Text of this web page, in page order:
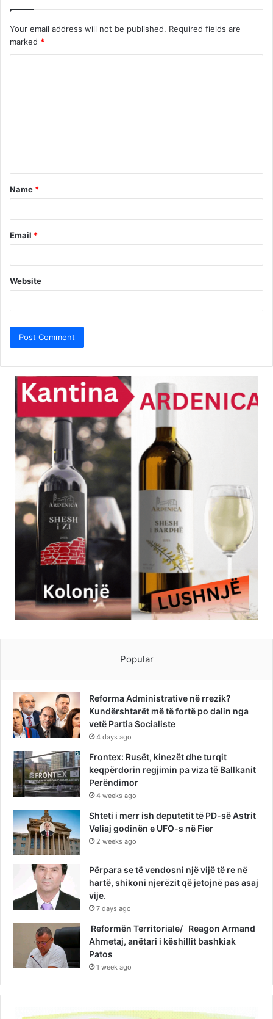
Your email address will not be published. Required fields are
marked *
t
*
Name *
Email *
Website
Popular
Reforma Administrative në rrezik?
Kundërshtarët më të fortë po dalin nga
vetë Partia Socialiste
4 days ago
Frontex: Rusët, kinezët dhe turqit
keqpërdorin regjimin pa viza të Ballkanit
Perëndimor
4 weeks ago
Shteti i merr ish deputetit të PD-së Astrit
Veliaj godinën e UFO-s në Fier
2 weeks ago
Përpara se të vendosni një vijë të re në
hartë, shikoni njerëzit që jetojnë pas asaj
vije.
7 days ago
Reformën Territoriale/ Reagon Armand
Ahmetaj, anëtari i këshillit bashkiak
Patos
1 week ago